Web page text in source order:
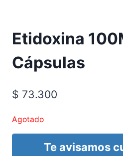
Etidoxina
Cápsulas
$ 73.300
Agotado
Te avisamos